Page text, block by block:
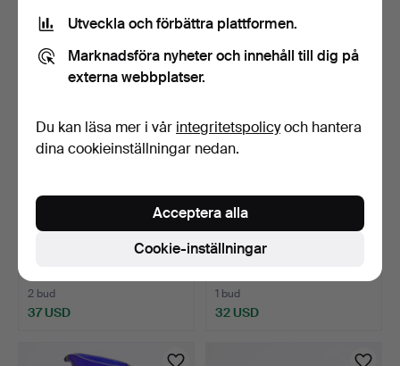
159 USD
VALLIEN. Skål på fot, "Open
2 bud
37 USD
"Lappland", skulpturer, 2 st
1 bud
32 USD
Utveckla och förbättra plattformen.
Marknadsföra nyheter och innehåll till dig på
externa webbplatser.
Du kan läsa mer i vår integritetspolicyoch hantera
dina cookieinställningar nedan.
Cookie-inställningar
Acceptera alla